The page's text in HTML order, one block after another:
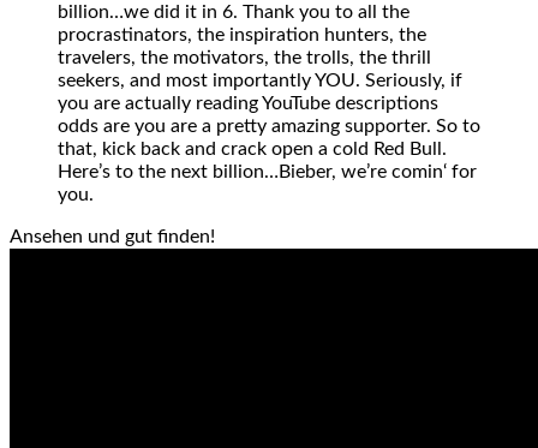
billion…we did it in 6. Thank you to all the
procrastinators, the inspiration hunters, the
travelers, the motivators, the trolls, the thrill
seekers, and most importantly YOU. Seriously, if
you are actually reading YouTube descriptions
odds are you are a pretty amazing supporter. So to
that, kick back and crack open a cold Red Bull.
Here’s to the next billion…Bieber, we’re comin‘ for
you.
Ansehen und gut finden!